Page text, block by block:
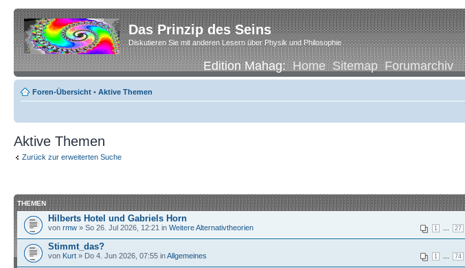
Das Prinzip des Seins
Diskutieren Sie mit anderen Lesern über Physik und Philosophie
Edition Mahag:Home Sitemap Forumarchiv
Foren-Übersicht • Aktive Themen
Aktive Themen
Zurück zur erweiterten Suche
THEMEN
Hilberts Hotel und Gabriels Horn
1 27
von rmw » So 26. Jul 2026, 12:21 in Weitere Alternativtheorien
Stimmt_das?
1 74
von Kurt » Do 4. Jun 2026, 07:55 inAllgemeines